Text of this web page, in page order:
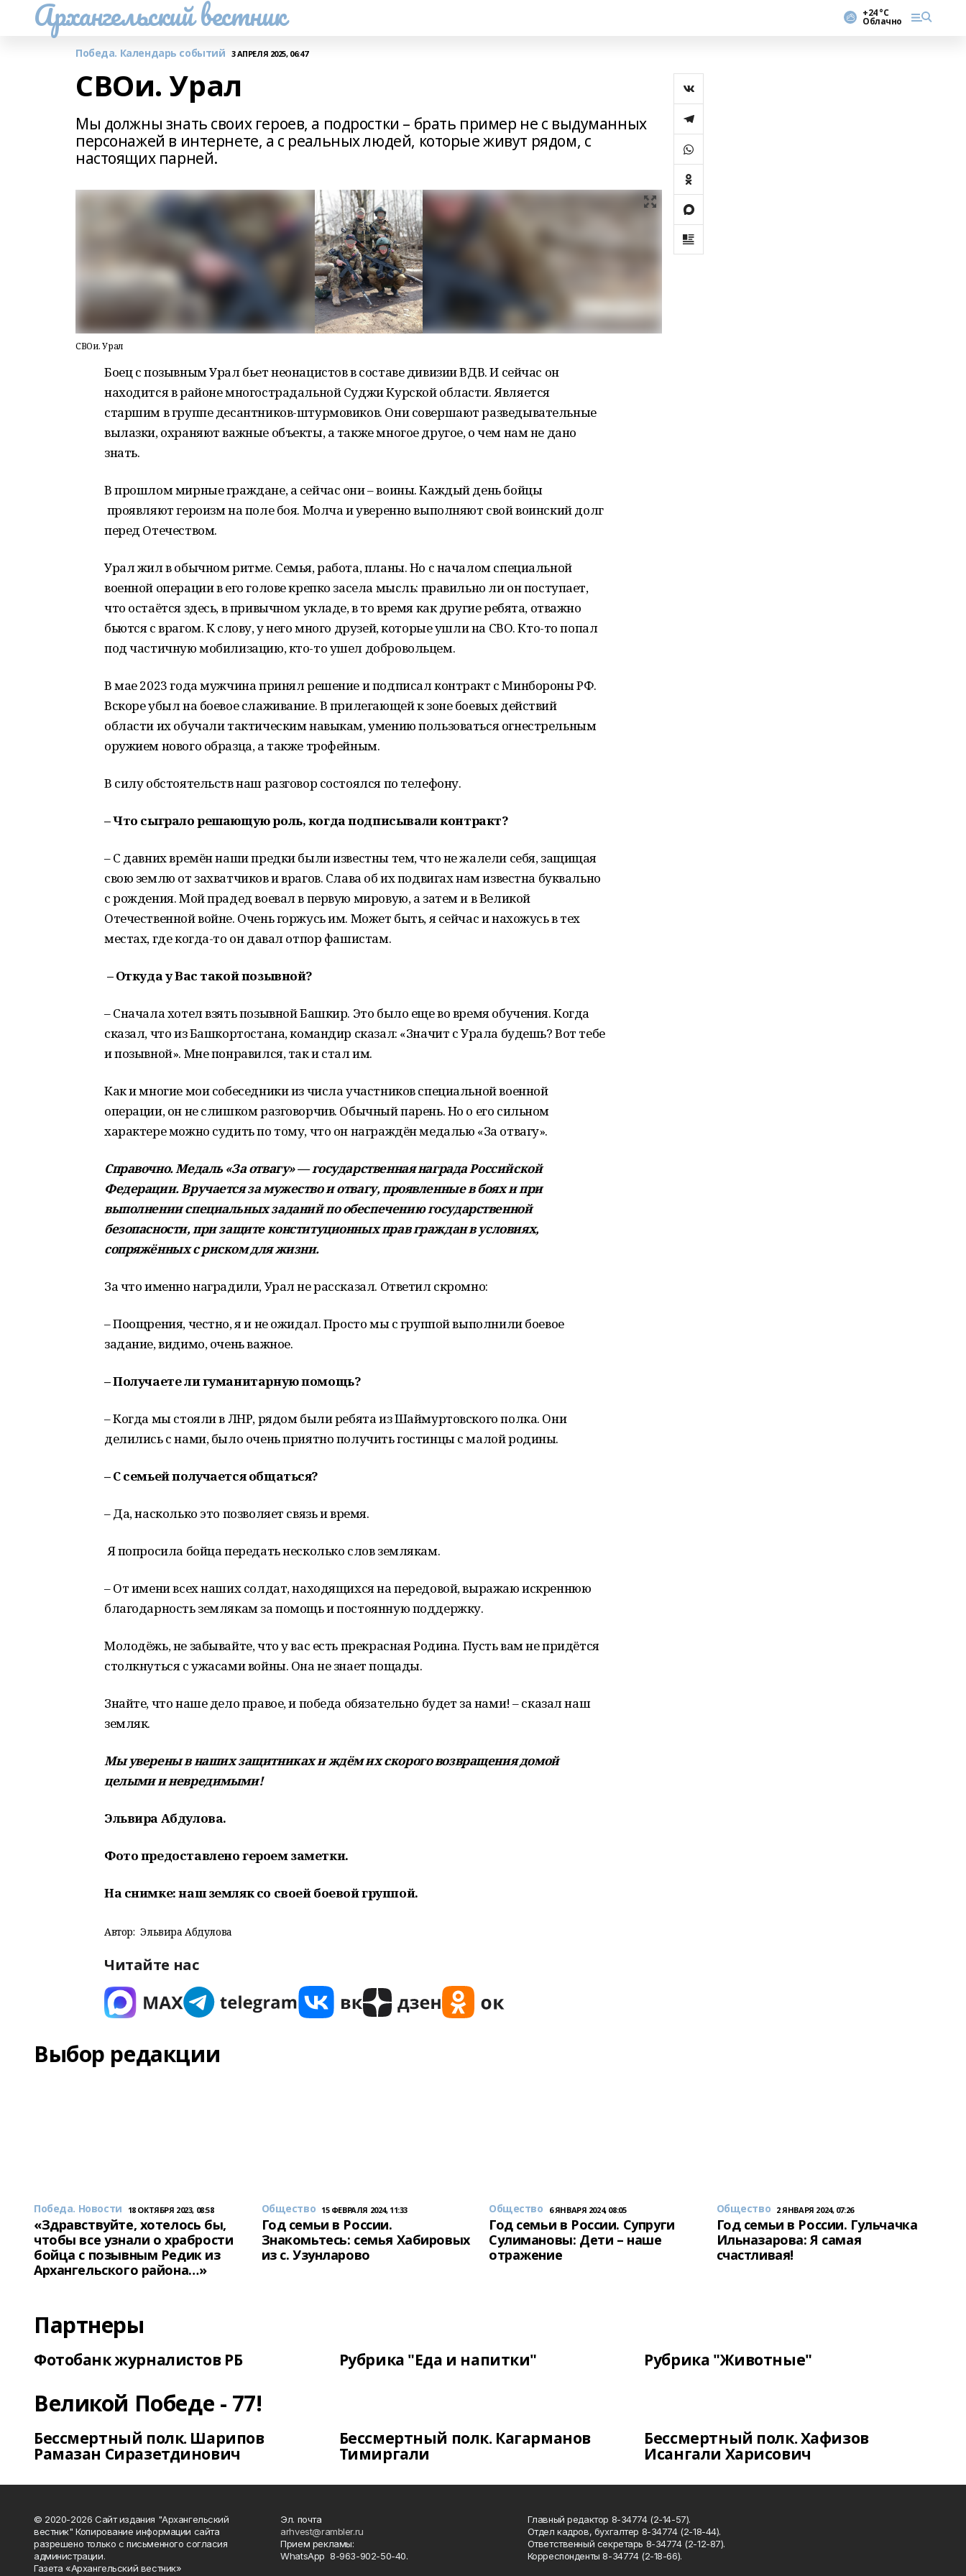
Архангельский вестник +24 °С
Облачно
Победа. Календарь событий 3 АПРЕЛЯ 2025, 06:47
СВОи. Урал
Мы должны знать своих героев, а подростки – брать пример не с выдуманных
персонажей в интернете, а с реальных людей, которые живут рядом, с
настоящих парней.
СВОи. Урал
Боец с позывным Урал бьет неонацистов в составе дивизии ВДВ. И сейчас он
находится в районе многострадальной Суджи Курской области. Является
старшим в группе десантников-штурмовиков. Они совершают разведывательные
вылазки, охраняют важные объекты, а также многое другое, о чем нам не дано
знать.
В прошлом мирные граждане, а сейчас они – воины. Каждый день бойцы
проявляют героизм на поле боя. Молча и уверенно выполняют свой воинский долг
перед Отечеством.
Урал жил в обычном ритме. Семья, работа, планы. Но с началом специальной
военной операции в его голове крепко засела мысль: правильно ли он поступает,
что остаётся здесь, в привычном укладе, в то время как другие ребята, отважно
бьются с врагом. К слову, у него много друзей, которые ушли на СВО. Кто-то попал
под частичную мобилизацию, кто-то ушел добровольцем.
В мае 2023 года мужчина принял решение и подписал контракт с Минбороны РФ.
Вскоре убыл на боевое слаживание. В прилегающей к зоне боевых действий
области их обучали тактическим навыкам, умению пользоваться огнестрельным
оружием нового образца, а также трофейным.
В силу обстоятельств наш разговор состоялся по телефону.
– Что сыграло решающую роль, когда подписывали контракт?
– С давних времён наши предки были известны тем, что не жалели себя, защищая
свою землю от захватчиков и врагов. Слава об их подвигах нам известна буквально
с рождения. Мой прадед воевал в первую мировую, а затем и в Великой
Отечественной войне. Очень горжусь им. Может быть, я сейчас и нахожусь в тех
местах, где когда-то он давал отпор фашистам.
– Откуда у Вас такой позывной?
– Сначала хотел взять позывной Башкир. Это было еще во время обучения. Когда
сказал, что из Башкортостана, командир сказал: «Значит с Урала будешь? Вот тебе
и позывной». Мне понравился, так и стал им.
Как и многие мои собеседники из числа участников специальной военной
операции, он не слишком разговорчив. Обычный парень. Но о его сильном
характере можно судить по тому, что он награждён медалью «За отвагу».
Справочно. Медаль «За отвагу» — государственная награда Российской
Федерации. Вручается за мужество и отвагу, проявленные в боях и при
выполнении специальных заданий по обеспечению государственной
безопасности, при защите конституционных прав граждан в условиях,
сопряжённых с риском для жизни.
За что именно наградили, Урал не рассказал. Ответил скромно:
– Поощрения, честно, я и не ожидал. Просто мы с группой выполнили боевое
задание, видимо, очень важное.
– Получаете ли гуманитарную помощь?
– Когда мы стояли в ЛНР, рядом были ребята из Шаймуртовского полка. Они
делились с нами, было очень приятно получить гостинцы с малой родины.
– С семьей получается общаться?
– Да, насколько это позволяет связь и время.
Я попросила бойца передать несколько слов землякам.
– От имени всех наших солдат, находящихся на передовой, выражаю искреннюю
благодарность землякам за помощь и постоянную поддержку.
Молодёжь, не забывайте, что у вас есть прекрасная Родина. Пусть вам не придётся
столкнуться с ужасами войны. Она не знает пощады.
Знайте, что наше дело правое, и победа обязательно будет за нами! – сказал наш
земляк.
Мы уверены в наших защитниках и ждём их скорого возвращения домой
целыми и невредимыми!
Эльвира Абдулова.
Фото предоставлено героем заметки.
На снимке: наш земляк со своей боевой группой.
Автор: Эльвира Абдулова
Читайте нас
Выбор редакции
Победа. Новости 18 ОКТЯБРЯ 2023, 08:58
«Здравствуйте, хотелось бы,
чтобы все узнали о храбрости
бойца с позывным Редик из
Архангельского района…»
Общество 15 ФЕВРАЛЯ 2024, 11:33
Год семьи в России.
Знакомьтесь: семья Хабировых
из с. Узунларово
Общество 6 ЯНВАРЯ 2024, 08:05
Год семьи в России. Супруги
Сулимановы: Дети – наше
отражение
Общество 2 ЯНВАРЯ 2024, 07:26
Год семьи в России. Гульчачка
Ильназарова: Я самая
счастливая!
Партнеры
Фотобанк журналистов РБ Рубрика "Еда и напитки" Рубрика "Животные"
Великой Победе - 77!
Бессмертный полк. Шарипов
Рамазан Сиразетдинович
Бессмертный полк. Кагарманов
Тимиргали
Бессмертный полк. Хафизов
Исангали Харисович
© 2020-2026 Сайт издания "Архангельский
вестник" Копирование информации сайта
разрешено только с письменного согласия
администрации.
Газета «Архангельский вестник»
Эл. почта
arhvest@rambler.ru
Прием рекламы:
WhatsApp 8-963-902-50-40.
Главный редактор 8-34774 (2-14-57).
Отдел кадров, бухгалтер 8-34774 (2-18-44).
Ответственный секретарь 8-34774 (2-12-87).
Корреспонденты 8-34774 (2-18-66).